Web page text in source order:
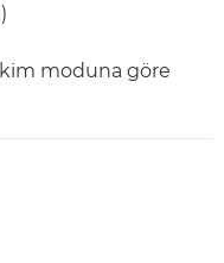
moduna göre